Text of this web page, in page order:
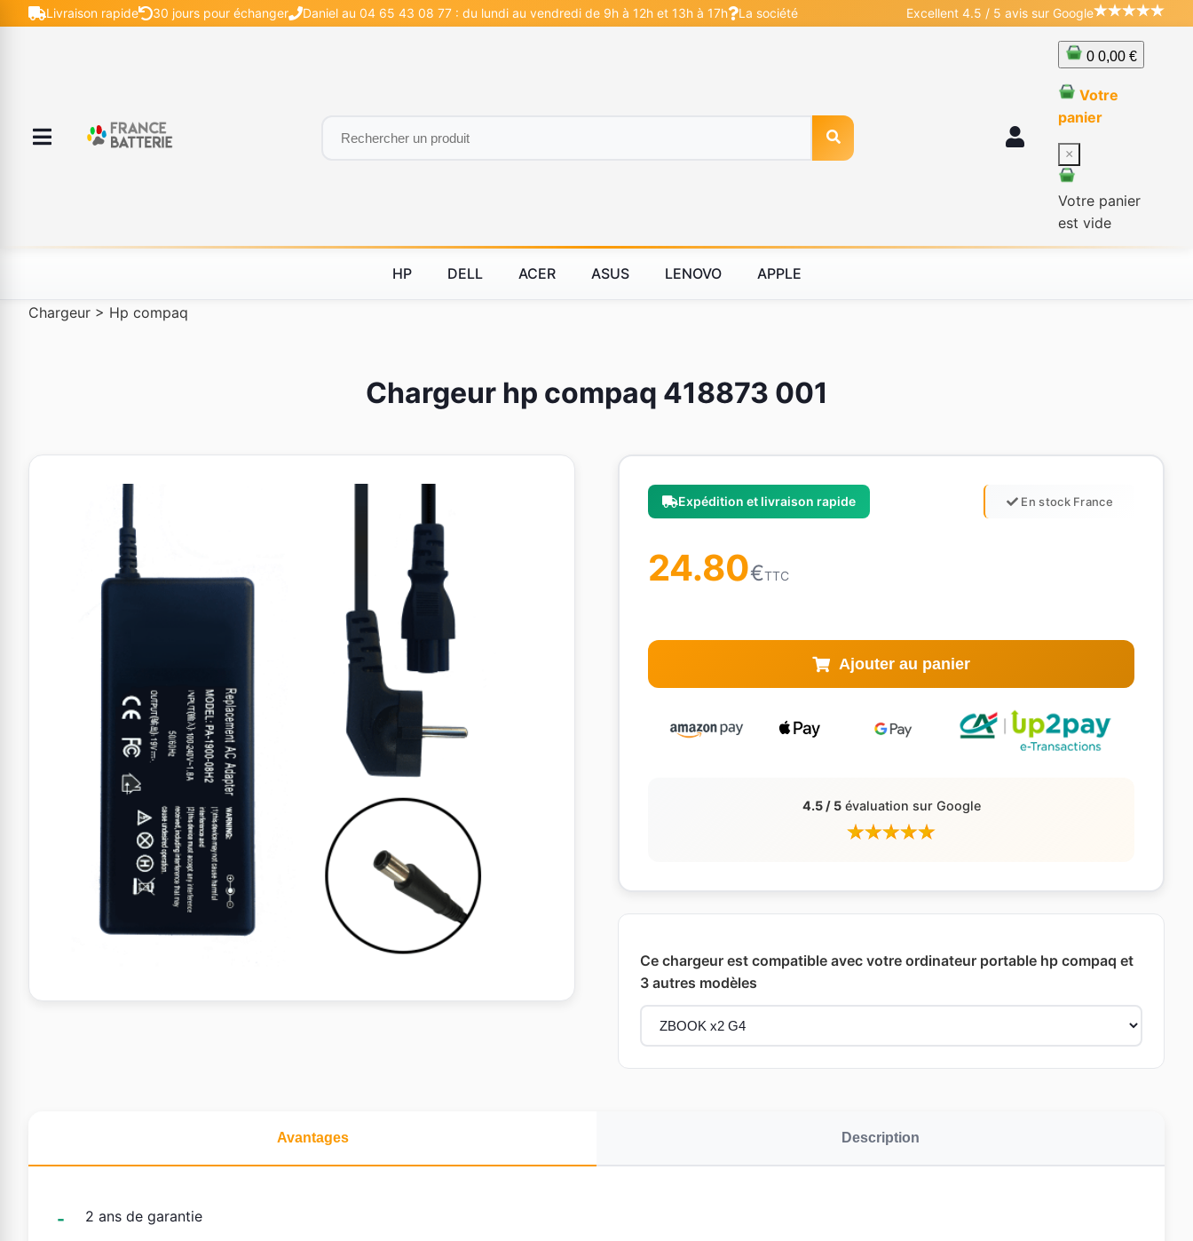
Livraison rapide 30 jours pour échanger Daniel au 04 65 43 08 77 : du lundi au vendredi de 9h à 12h et 13h à 17h La société Excellent 4.5 / 5 avis sur Google
0 0,00 €
Votre
panier
×
Votre panier
est vide
HP DELL ACER ASUS LENOVO APPLE
Chargeur > Hp compaq
Chargeur hp compaq 418873 001
Expédition et livraison rapide En stock France
24.80€TTC
Ajouter au panier
4.5 / 5évaluation sur Google
Ce chargeur est compatible avec votre ordinateur portable hp compaq et
3 autres modèles
Avantages Description
2 ans de garantie